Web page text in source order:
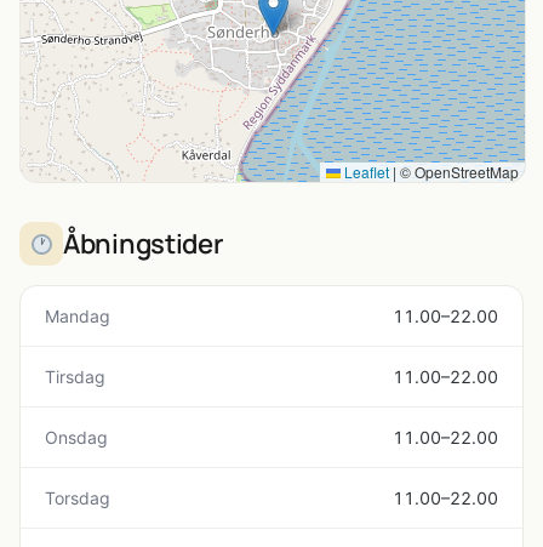
Leaflet | © OpenStreetMap
Åbningstider
Mandag 11.00–22.00
Tirsdag 11.00–22.00
Onsdag 11.00–22.00
Torsdag 11.00–22.00